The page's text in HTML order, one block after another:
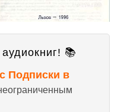
📚
Подписки в